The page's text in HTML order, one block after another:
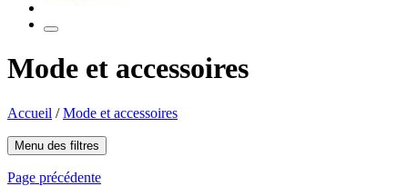
Mode et accessoires
Accueil /Mode et accessoires
Menu des filtres
Page précédente